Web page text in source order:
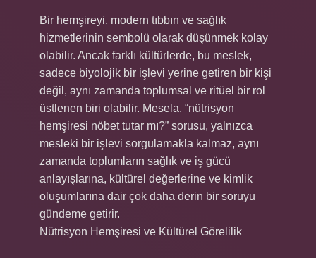
Bir hemşireyi, modern tıbbın ve sağlık
hizmetlerinin sembolü olarak düşünmek kolay
olabilir. Ancak farklı kültürlerde, bu meslek,
sadece biyolojik bir işlevi yerine getiren bir kişi
değil, aynı zamanda toplumsal ve ritüel bir rol
üstlenen biri olabilir. Mesela, “nütrisyon
hemşiresi nöbet tutar mı?” sorusu, yalnızca
mesleki bir işlevi sorgulamakla kalmaz, aynı
zamanda toplumların sağlık ve iş gücü
anlayışlarına, kültürel değerlerine ve kimlik
oluşumlarına dair çok daha derin bir soruyu
gündeme getirir.
Nütrisyon Hemşiresi ve Kültürel Görelilik